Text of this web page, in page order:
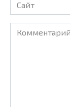
Комментарий